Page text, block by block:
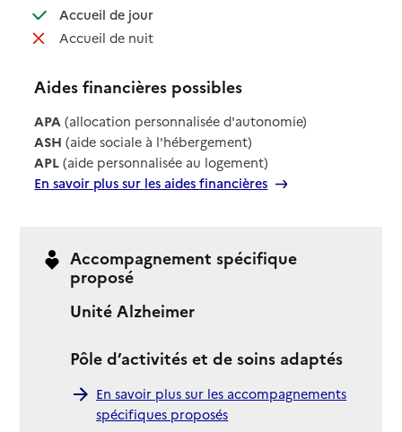
Accueil de jour: disponible
Accueil de nuit: non disponible
Aides financières possibles
APA (allocation personnalisée d'autonomie)
ASH (aide sociale à l'hébergement)
APL (aide personnalisée au logement)
En savoir plus sur les aides financières
Accompagnement spécifique
proposé
Unité Alzheimer
Pôle d’activités et de soins adaptés
En savoir plus sur les accompagnements
spécifiques proposés